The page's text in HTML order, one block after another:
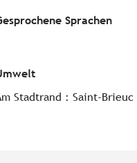
Sprachen
Sprachen
Stadtrand : Saint-Brieuc